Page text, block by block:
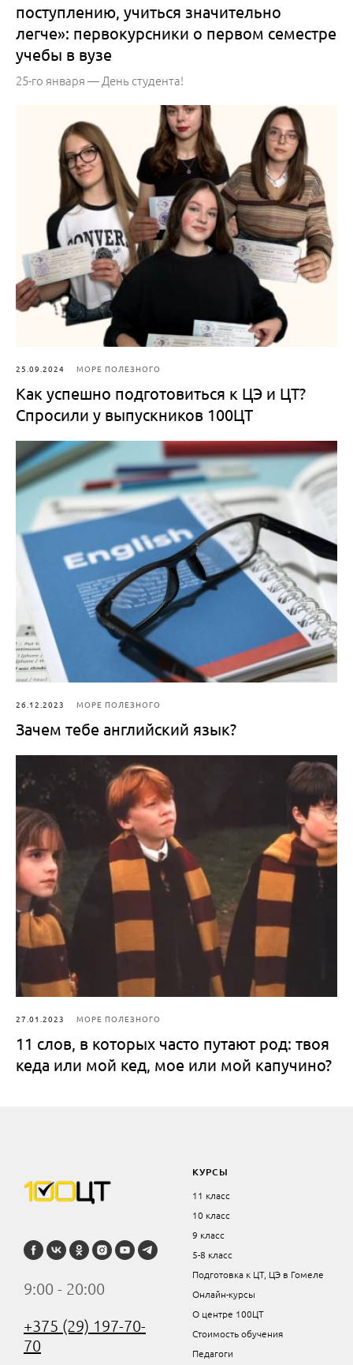
поступлению, учиться значительно
легче»: первокурсники о первом семестре
учебы в вузе
25-го января — День студента!
25.09.2024 МОРЕ ПОЛЕЗНОГО
Как успешно подготовиться к ЦЭ и ЦТ?
Спросили у выпускников 100ЦТ
26.12.2023 МОРЕ ПОЛЕЗНОГО
Зачем тебе английский язык?
27.01.2023 МОРЕ ПОЛЕЗНОГО
11 слов, в которых часто путают род: твоя
кеда или мой кед, мое или мой капучино?
9:00 - 20:00
+375 (29) 197-70-
70
КУРСЫ
11 класс
10 класс
9 класс
5-8 класс
Подготовка к ЦТ, ЦЭ в Гомеле
Онлайн-курсы
О центре 100ЦТ
Стоимость обучения
Педагоги